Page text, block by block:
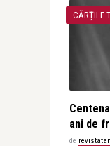
CĂRȚILE
ani de
de